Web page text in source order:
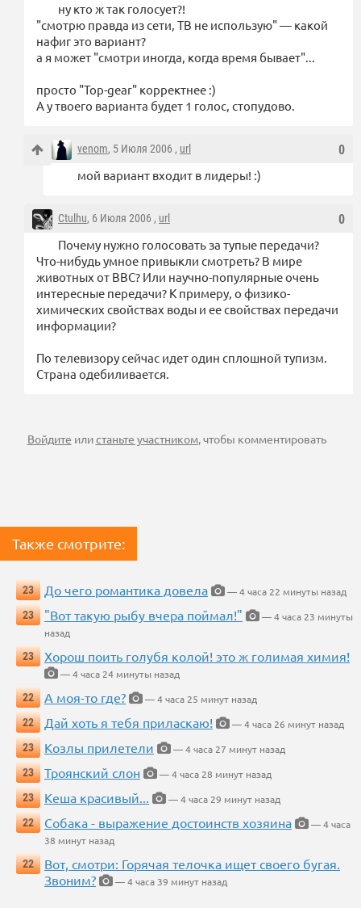
ну кто ж так голосует?!
"смотрю правда из сети, ТВ не использую" — какой
нафиг это вариант?
а я может "смотри иногда, когда время бывает"...
просто "Top-gear" корректнее :)
А у твоего варианта будет 1 голос, стопудово.
0
venom, 5 Июля 2006 , url
мой вариант входит в лидеры! :)
0
Ctulhu, 6 Июля 2006 , url
Почему нужно голосовать за тупые передачи?
Что-нибудь умное привыкли смотреть? В мире
животных от BBC? Или научно-популярные очень
интересные передачи? К примеру, о физико-
химических свойствах воды и ее свойствах передачи
информации?
По телевизору сейчас идет один сплошной тупизм.
Страна одебиливается.
Войдите илистаньте участником, чтобы комментировать
Также смотрите:
23 До чего романтика довела
— 4 часа 22 минуты назад
23
"Вот такую рыбу вчера поймал!"
— 4 часа 23 минуты
назад
23
Хорош поить голубя колой! это ж голимая химия!
— 4 часа 24 минуты назад
22
А моя-то где?
— 4 часа 25 минут назад
22
Дай хоть я тебя приласкаю!
— 4 часа 26 минут назад
23
Козлы прилетели
— 4 часа 27 минут назад
23
Троянский слон
— 4 часа 28 минут назад
23
Кеша красивый...
— 4 часа 29 минут назад
22
Собака - выражение достоинств хозяина
— 4 часа
38 минут назад
22
Вот, смотри: Горячая телочка ищет своего бугая.
Звоним?
— 4 часа 39 минут назад